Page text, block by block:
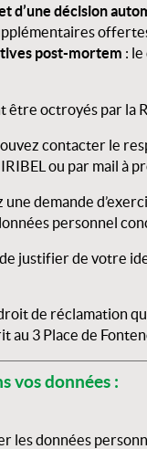
d’une décision
post-mortem :
être octroyés par la
contacter le
ou par mail à
demande
personnel
justifier de votre
de réclamation
3 Place de
vos données :
les données